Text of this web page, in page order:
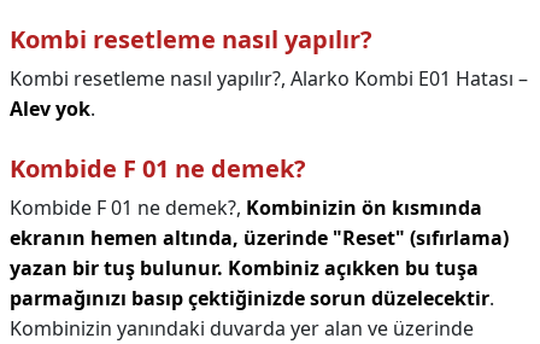
Kombi resetleme nasıl yapılır?
Kombi resetleme nasıl yapılır?, Alarko Kombi E01 Hatası –
Alev yok.
Kombide F 01 ne demek?
Kombide F 01 ne demek?, Kombinizin ön kısmında
ekranın hemen altında, üzerinde "Reset" (sıfırlama)
yazan bir tuş bulunur. Kombiniz açıkken bu tuşa
parmağınızı basıp çektiğinizde sorun düzelecektir.
Kombinizin yanındaki duvarda yer alan ve üzerinde